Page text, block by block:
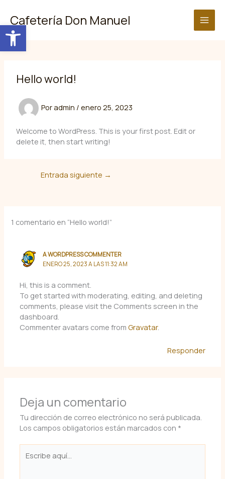
Abrir barra de herramientas
contenido
Cafetería Don Manuel
Hello world!
Poradmin / enero 25, 2023
Welcome to WordPress. This is your first post. Edit or
delete it, then start writing!
Entrada siguiente →
1 comentario en “Hello world!”
A WORDPRESS COMMENTER
ENERO 25, 2023 A LAS 11:32 AM
Hi, this is a comment.
To get started with moderating, editing, and deleting
comments, please visit the Comments screen in the
dashboard.
Commenter avatars come fromGravatar.
Responder
Deja un comentario
Tu dirección de correo electrónico no será publicada.
Los campos obligatorios están marcados con *
aquí...